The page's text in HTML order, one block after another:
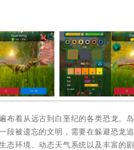
布着从远古到白垩纪的各类恐龙。岛
段被遗忘的文明，需要在躲避恐龙追
态环境、动态天气系统以及丰富的剧